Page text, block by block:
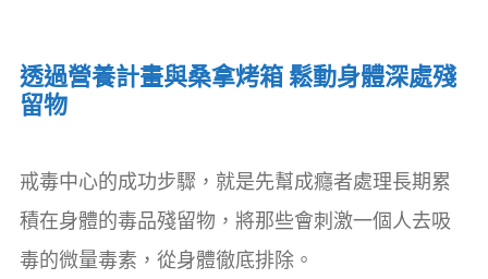
透過營養計畫與桑拿烤箱 鬆動身體深處殘
留物
戒毒中心的成功步驟，就是先幫成癮者處理長期累
積在身體的毒品殘留物，將那些會刺激一個人去吸
毒的微量毒素，從身體徹底排除。